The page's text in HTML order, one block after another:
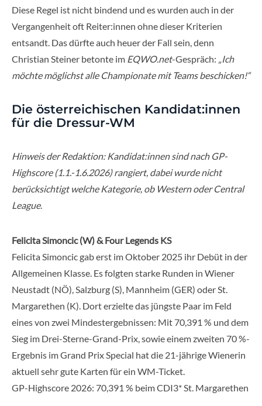
Diese Regel ist nicht bindend und es wurden auch in der
Vergangenheit oft Reiter:innen ohne dieser Kriterien
entsandt. Das dürfte auch heuer der Fall sein, denn
Christian Steiner betonte im EQWO.net-Gespräch: „Ich
möchte möglichst alle Championate mit Teams beschicken!“
Die österreichischen Kandidat:innen
für die Dressur-WM
Hinweis der Redaktion: Kandidat:innen sind nach GP-
Highscore (1.1.-1.6.2026) rangiert, dabei wurde nicht
berücksichtigt welche Kategorie, ob Western oder Central
League.
Felicita Simoncic (W) & Four Legends KS
Felicita Simoncic gab erst im Oktober 2025 ihr Debüt in der
Allgemeinen Klasse. Es folgten starke Runden in Wiener
Neustadt (NÖ), Salzburg (S), Mannheim (GER) oder St.
Margarethen (K). Dort erzielte das jüngste Paar im Feld
eines von zwei Mindestergebnissen: Mit 70,391 % und dem
Sieg im Drei-Sterne-Grand-Prix, sowie einem zweiten 70 %-
Ergebnis im Grand Prix Special hat die 21-jährige Wienerin
aktuell sehr gute Karten für ein WM-Ticket.
GP-Highscore 2026: 70,391 % beim CDI3* St. Margarethen